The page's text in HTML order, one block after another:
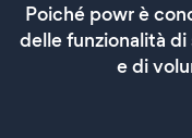
Poiché powr è
delle funzionalità
e di